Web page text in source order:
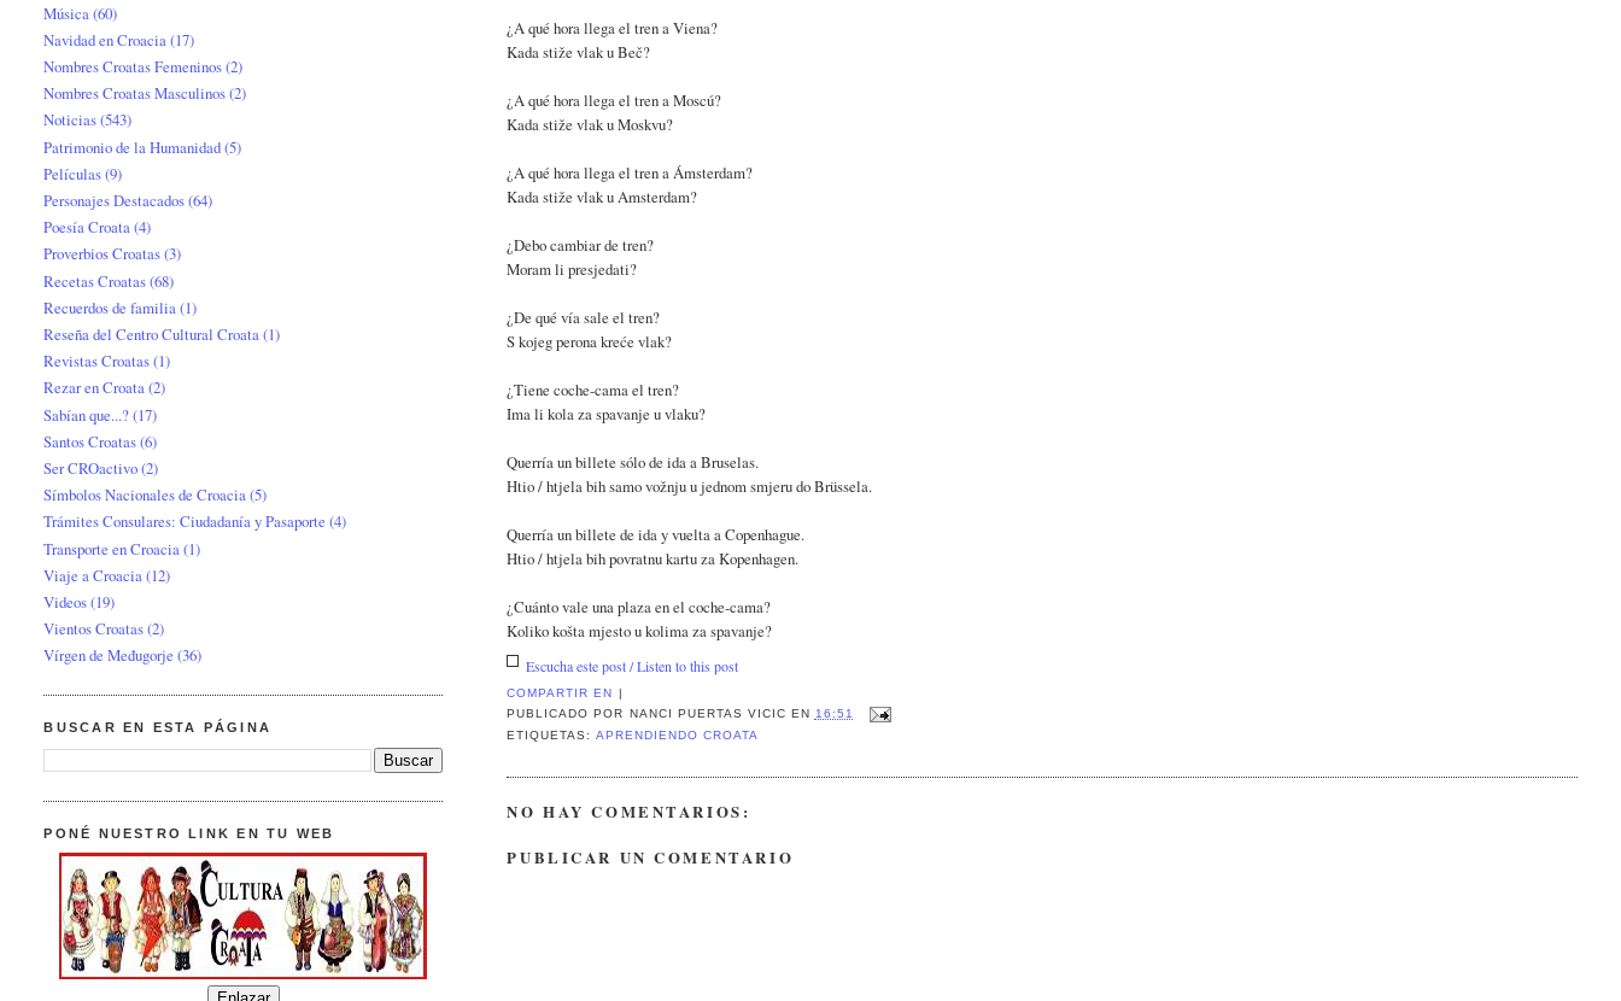
¿A qué hora llega el tren a Viena?
Kada stiže vlak u Beč?
¿A qué hora llega el tren a Moscú?
Kada stiže vlak u Moskvu?
¿A qué hora llega el tren a Ámsterdam?
Kada stiže vlak u Amsterdam?
¿Debo cambiar de tren?
Moram li presjedati?
¿De qué vía sale el tren?
S kojeg perona kreće vlak?
¿Tiene coche-cama el tren?
Ima li kola za spavanje u vlaku?
Querría un billete sólo de ida a Bruselas.
Htio / htjela bih samo vožnju u jednom smjeru do Brüssela.
Querría un billete de ida y vuelta a Copenhague.
Htio / htjela bih povratnu kartu za Kopenhagen.
¿Cuánto vale una plaza en el coche-cama?
Koliko košta mjesto u kolima za spavanje?
Escucha este post / Listen to this post
COMPARTIR EN
|
PUBLICADO POR NANCI PUERTAS VICIC EN 16:51
ETIQUETAS: APRENDIENDO CROATA
NO HAY COMENTARIOS:
PUBLICAR UN COMENTARIO
Música (60)
Navidad en Croacia(17)
Nombres Croatas Femeninos(2)
Nombres Croatas Masculinos(2)
Noticias(543)
Patrimonio de la Humanidad(5)
Películas(9)
Personajes Destacados(64)
Poesía Croata(4)
Proverbios Croatas(3)
Recetas Croatas(68)
Recuerdos de familia(1)
Reseña del Centro Cultural Croata(1)
Revistas Croatas(1)
Rezar en Croata(2)
Sabían que...?(17)
Santos Croatas(6)
Ser CROactivo(2)
Símbolos Nacionales de Croacia(5)
Trámites Consulares: Ciudadanía y Pasaporte (4)
Transporte en Croacia(1)
Viaje a Croacia(12)
Videos(19)
Vientos Croatas(2)
Vírgen de Međugorje (36)
BUSCAR EN ESTA PÁGINA
PONÉ NUESTRO LINK EN TU WEB